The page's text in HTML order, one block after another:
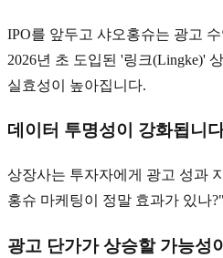
IPO를 앞두고 샤오홍슈는 광고
2026년 초 도입된 '링크(Lingke)'
실효성이 높아집니다.
데이터 투명성이 강화됩니
상장사는 투자자에게 광고 성과
홍슈 마케팅이 정말 효과가 있나
광고 단가가 상승할 가능성